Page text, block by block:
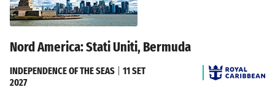
Nord America: Stati Uniti, Bermuda
INDEPENDENCE OF THE SEAS
11 SET
2027